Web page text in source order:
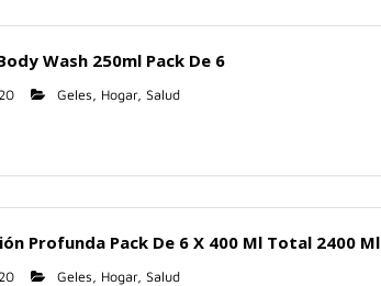
Wash 250ml Pack De 6
Geles Hogar, Salud
Profunda Pack De 6 X 400 Ml Total 2400 Ml
Geles Hogar, Salud